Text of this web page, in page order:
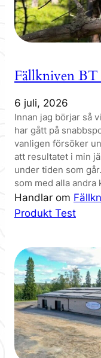
Fällkniven BT
6 juli, 2026
Innan jag börjar så
har gått på
vanligen försöker
att resultatet i min
under tiden som
som med alla
Handlar om
Produkt Test